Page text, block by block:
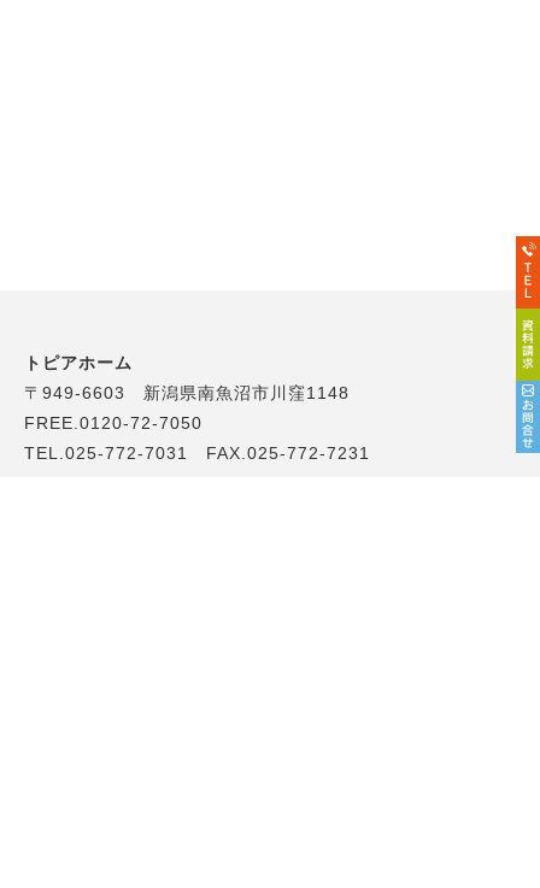
トピアホーム
〒949-6603 新潟県南魚沼市川窪1148
FREE.0120-72-7050
TEL.025-772-7031 FAX.025-772-7231